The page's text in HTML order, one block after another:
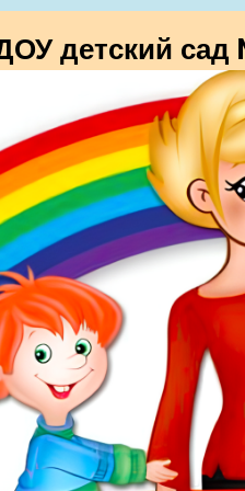
детский сад